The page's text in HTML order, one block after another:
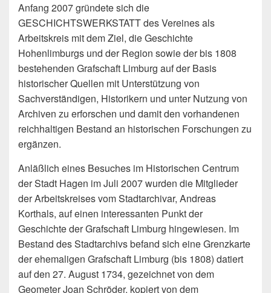
Anfang 2007 gründete sich die
GESCHICHTSWERKSTATT des Vereines als
Arbeitskreis mit dem Ziel, die Geschichte
Hohenlimburgs und der Region sowie der bis 1808
bestehenden Grafschaft Limburg auf der Basis
historischer Quellen mit Unterstützung von
Sachverständigen, Historikern und unter Nutzung von
Archiven zu erforschen und damit den vorhandenen
reichhaltigen Bestand an historischen Forschungen zu
ergänzen.
Anläßlich eines Besuches im Historischen Centrum
der Stadt Hagen im Juli 2007 wurden die Mitglieder
der Arbeitskreises vom Stadtarchivar, Andreas
Korthals, auf einen interessanten Punkt der
Geschichte der Grafschaft Limburg hingewiesen. Im
Bestand des Stadtarchivs befand sich eine Grenzkarte
der ehemaligen Grafschaft Limburg (bis 1808) datiert
auf den 27. August 1734, gezeichnet von dem
Geometer Joan Schröder, kopiert von dem